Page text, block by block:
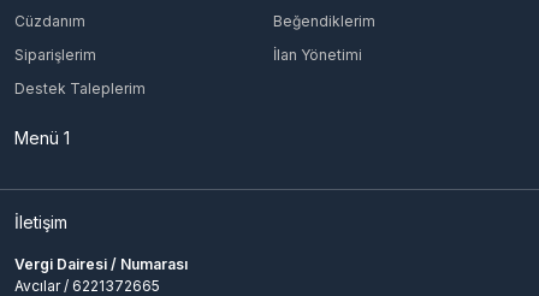
Cüzdanım
Beğendiklerim
Siparişlerim
İlan Yönetimi
Destek Taleplerim
Menü 1
İletişim
Vergi Dairesi / Numarası
Avcılar / 6221372665